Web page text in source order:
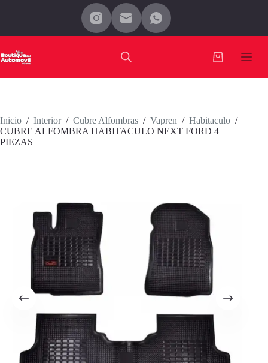
Carro
Inicio / Interior / Cubre Alfombras / Vapren / Habitaculo /
CUBRE ALFOMBRA HABITACULO NEXT FORD 4
PIEZAS